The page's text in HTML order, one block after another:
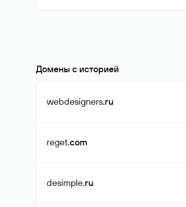
Домены с историей
webdesigners.ru
reget.com
desimple.ru